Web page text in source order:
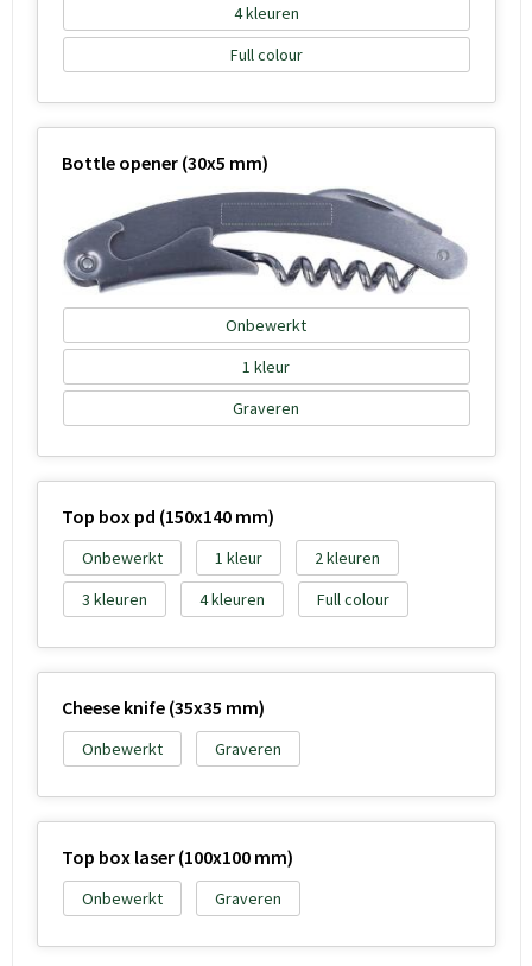
4
Full colour
Bottle opener (30x5 mm)
Onbewerkt
1
Graveren
Top box pd (150x140 mm)
Onbewerkt 1
2
3
4 Full colour
Cheese knife (35x35 mm)
Onbewerkt Graveren
Top box laser (100x100 mm)
Onbewerkt Graveren